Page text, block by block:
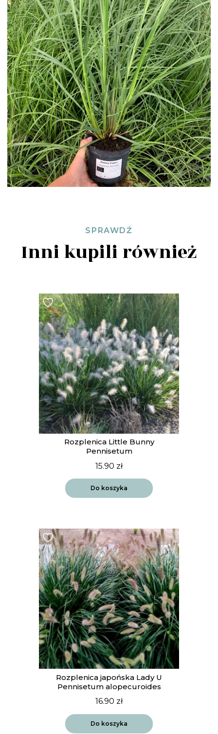
SPRAWDŹ
Inni kupili również
Rozplenica Little Bunny
Pennisetum
15.90 zł
Do koszyka
Rozplenica japońska Lady U
Pennisetum alopecuroides
16.90 zł
Do koszyka